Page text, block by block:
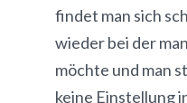
findet man sich
wieder bei der
möchte und man
keine Einstellung